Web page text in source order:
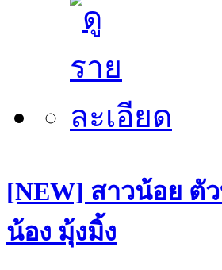
[NEW] สาวน้อย ตั
น้อง มุ้งมิ้ง